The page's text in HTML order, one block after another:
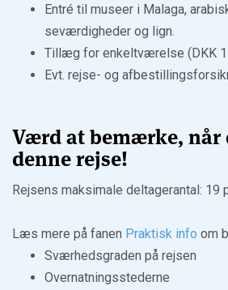
Entré til museer i Malaga,
seværdigheder og lign.
Tillæg for enkeltværelse (DKK
Evt. rejse- og
Værd at bemærke, når
denne rejse!
Rejsens maksimale deltagerantal: 19
Læs mere på fanen Praktisk info om
Sværhedsgraden på rejsen
Overnatningsstederne